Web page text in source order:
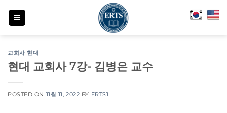
교회사 현대
현대 교회사 7강- 김병은 교수
POSTED ON 11월 11, 2022 BY ERTS1